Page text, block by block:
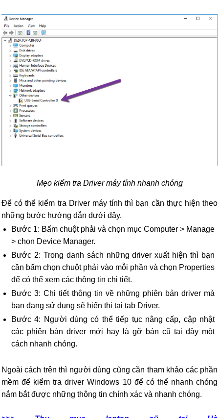
Mẹo kiểm tra Driver máy tính nhanh chóng
Để có thể kiểm tra Driver máy tính thì bạn cần thực hiện theo
những bước hướng dẫn dưới đây.
Bước 1: Bấm chuột phải và chọn mục Computer > Manage
> chọn Device Manager.
Bước 2: Trong danh sách những driver xuất hiện thì bạn
cần bấm chọn chuột phải vào mỗi phần và chọn Properties
để có thể xem các thông tin chi tiết.
Bước 3: Chi tiết thông tin về những phiên bản driver mà
bạn đang sử dụng sẽ hiển thị tại tab Driver.
Bước 4: Người dùng có thể tiếp tục nâng cấp, cập nhật
các phiên bản driver mới hay là gỡ bản cũ tại đây một
cách nhanh chóng.
Ngoài cách trên thì người dùng cũng cần tham khảo các phần
mềm để kiểm tra driver Windows 10 để có thể nhanh chóng
nắm bắt được những thông tin chính xác và nhanh chóng.